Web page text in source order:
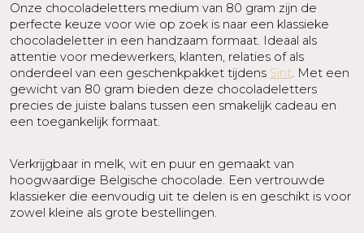
Onze chocoladeletters medium van 80 gram zijn de
perfecte keuze voor wie op zoek is naar een klassieke
chocoladeletter in een handzaam formaat. Ideaal als
attentie voor medewerkers, klanten, relaties of als
onderdeel van een geschenkpakket tijdens Sint. Met een
gewicht van 80 gram bieden deze chocoladeletters
precies de juiste balans tussen een smakelijk cadeau en
een toegankelijk formaat.
Verkrijgbaar in melk, wit en puur en gemaakt van
hoogwaardige Belgische chocolade. Een vertrouwde
klassieker die eenvoudig uit te delen is en geschikt is voor
zowel kleine als grote bestellingen.